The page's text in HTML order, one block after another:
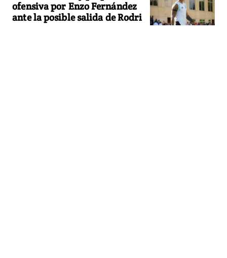
ofensiva por Enzo Fernández
ante la posible salida de Rodri